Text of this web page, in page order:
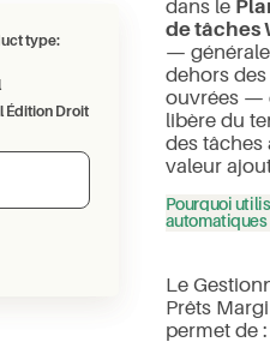
type:
Édition Droit
dans le
de tâches
—
dehors
ouvrées —
libère du
des tâches
valeur
Pourquoi
automatiques
Le
Prêts
permet de :